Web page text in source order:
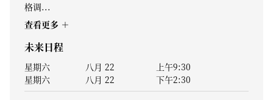
格调...
查看更多
未来日程
星期六 八月 22
上午9:30
星期六
八月 22 下午2:30